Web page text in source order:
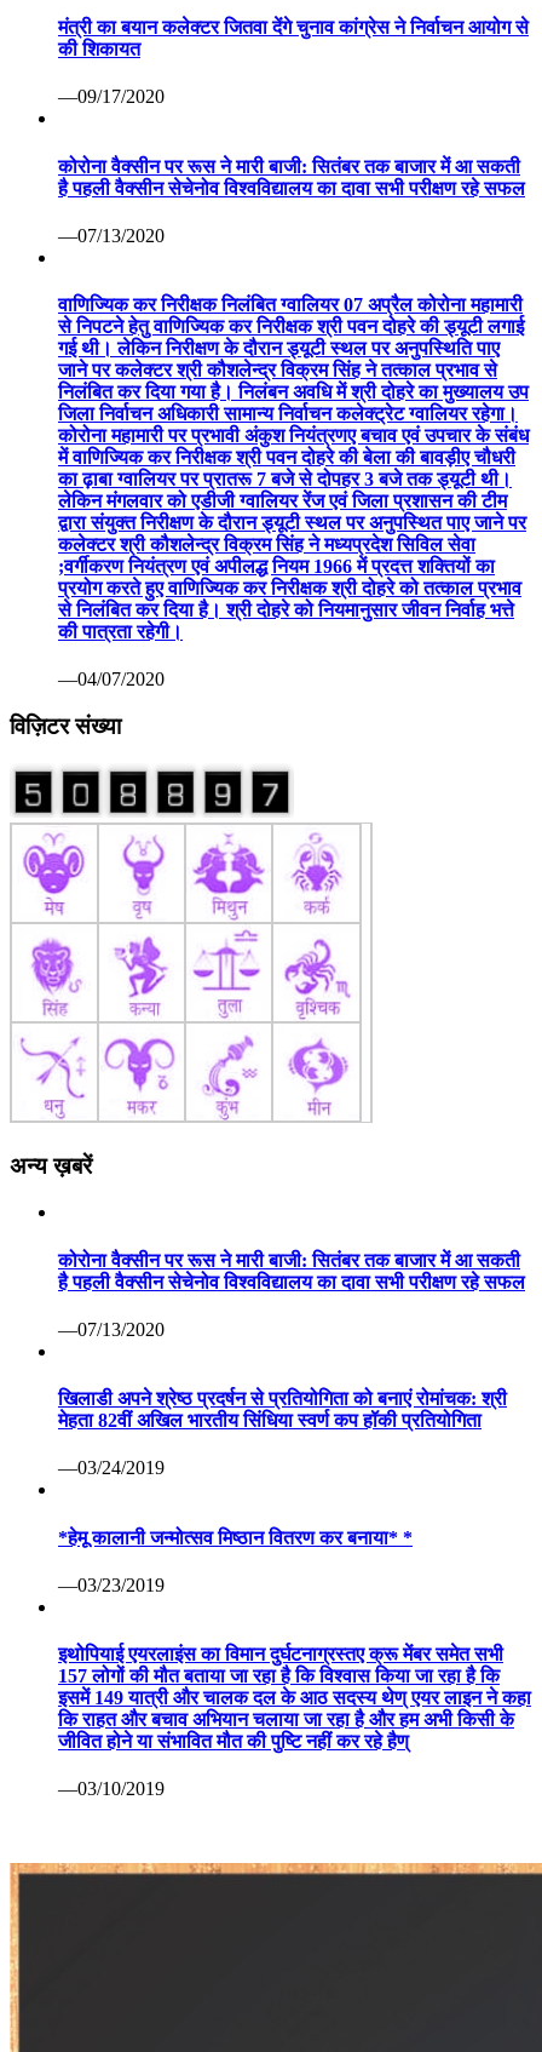
मंत्री का बयान कलेक्टर जितवा देंगे चुनाव कांग्रेस ने निर्वाचन आयोग से
की शिकायत
—09/17/2020
कोरोना वैक्सीन पर रूस ने मारी बाजी: सितंबर तक बाजार में आ सकती
है पहली वैक्सीन सेचेनोव विश्वविद्यालय का दावा सभी परीक्षण रहे सफल
—07/13/2020
वाणिज्यिक कर निरीक्षक निलंबित ग्वालियर 07 अप्रैल कोरोना महामारी
से निपटने हेतु वाणिज्यिक कर निरीक्षक श्री पवन दोहरे की ड्यूटी लगाई
गई थी। लेकिन निरीक्षण के दौरान ड्यूटी स्थल पर अनुपस्थिति पाए
जाने पर कलेक्टर श्री कौशलेन्द्र विक्रम सिंह ने तत्काल प्रभाव से
निलंबित कर दिया गया है। निलंबन अवधि में श्री दोहरे का मुख्यालय उप
जिला निर्वाचन अधिकारी सामान्य निर्वाचन कलेक्ट्रेट ग्वालियर रहेगा।
कोरोना महामारी पर प्रभावी अंकुश नियंत्रणए बचाव एवं उपचार के संबंध
में वाणिज्यिक कर निरीक्षक श्री पवन दोहरे की बेला की बावड़ीए चौधरी
का ढ़ाबा ग्वालियर पर प्रातरू 7 बजे से दोपहर 3 बजे तक ड्यूटी थी।
लेकिन मंगलवार को एडीजी ग्वालियर रेंज एवं जिला प्रशासन की टीम
द्वारा संयुक्त निरीक्षण के दौरान ड्यूटी स्थल पर अनुपस्थित पाए जाने पर
कलेक्टर श्री कौशलेन्द्र विक्रम सिंह ने मध्यप्रदेश सिविल सेवा
;वर्गीकरण नियंत्रण एवं अपीलद्ध नियम 1966 में प्रदत्त शक्तियों का
प्रयोग करते हुए वाणिज्यिक कर निरीक्षक श्री दोहरे को तत्काल प्रभाव
से निलंबित कर दिया है। श्री दोहरे को नियमानुसार जीवन निर्वाह भत्ते
की पात्रता रहेगी।
—04/07/2020
विज़िटर संख्या
अन्य ख़बरें
कोरोना वैक्सीन पर रूस ने मारी बाजी: सितंबर तक बाजार में आ सकती
है पहली वैक्सीन सेचेनोव विश्वविद्यालय का दावा सभी परीक्षण रहे सफल
—07/13/2020
खिलाडी अपने श्रेष्ठ प्रदर्षन से प्रतियोगिता को बनाएं रोमांचक: श्री
मेहता 82वीं अखिल भारतीय सिंधिया स्वर्ण कप हॉकी प्रतियोगिता
—03/24/2019
*हेमू कालानी जन्मोत्सव मिष्ठान वितरण कर बनाया* *
—03/23/2019
इथोपियाई एयरलाइंस का विमान दुर्घटनाग्रस्तए क्रू मेंबर समेत सभी
157 लोगों की मौत बताया जा रहा है कि विश्वास किया जा रहा है कि
इसमें 149 यात्री और चालक दल के आठ सदस्य थेण् एयर लाइन ने कहा
कि राहत और बचाव अभियान चलाया जा रहा है और हम अभी किसी के
जीवित होने या संभावित मौत की पुष्टि नहीं कर रहे हैण्
—03/10/2019